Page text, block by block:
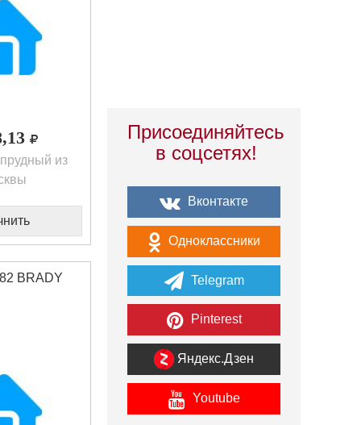
из
BRADY
Присоединяйтесь
в соцсетях!
Вконтакте
Одноклассники
Telegram
Pinterest
Яндекс.Дзен
Youtube